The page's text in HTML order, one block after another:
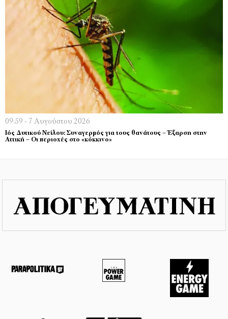
09:59 - 7 Αυγούστου 2026
Ιός Δυτικού Νείλου: Συναγερμός για τους θανάτους – Έξαρση στην
Αττική – Οι περιοχές στο «κόκκινο»